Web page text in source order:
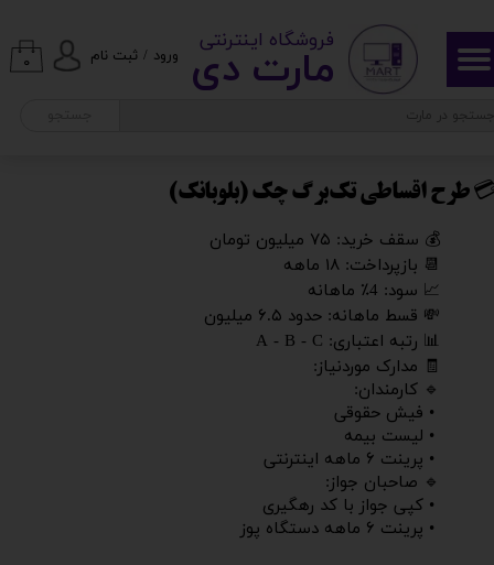
ورود / ثبت نام
حساب کاربری من
تغییر گذر واژه
خروج از حساب کاربری
۰ مارت دی​​​​​​
​ ​فروشگاه اینترنتی
طرح اقساطی تک‌برگ چک (بلوبانک)​​​​​​​
💰 سقف خرید: ۷۵ میلیون تومان
📆 بازپرداخت: ۱۸ ماهه
📈 سود: 4٪ ماهانه
💸 قسط ماهانه: حدود ۶.۵ میلیون
📊 رتبه اعتباری: A - B - C
🧾 مدارک موردنیاز:
🔹 کارمندان:
• فیش حقوقی
• لیست بیمه
• پرینت ۶ ماهه اینترنتی
🔹 صاحبان جواز:
• کپی جواز با کد رهگیری
• پرینت ۶ ماهه دستگاه پوز